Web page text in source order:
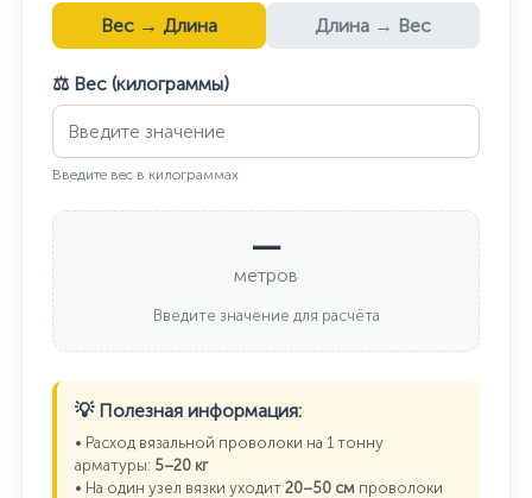
Вес → Длина
Длина → Вес
⚖️ Вес (килограммы)
Введите вес в килограммах
—
метров
Введите значение для расчёта
💡 Полезная информация:
• Расход вязальной проволоки на 1 тонну
арматуры: 5–20 кг
• На один узел вязки уходит 20–50 см проволоки